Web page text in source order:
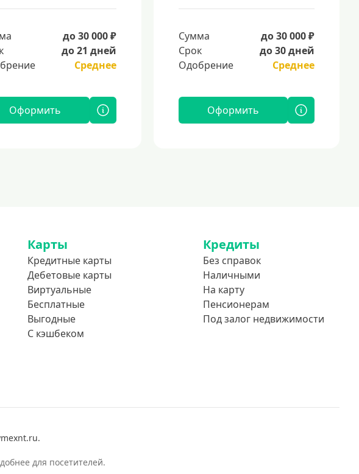
до 30 000 ₽
до 21 дней
Среднее
Оформить
Сумма
до 30 000 ₽
Срок
до 30 дней
Одобрение
Среднее
Оформить
Карты
Кредитные карты
Дебетовые карты
Виртуальные
Бесплатные
Выгодные
С кэшбеком
Кредиты
Без справок
Наличными
На карту
Пенсионерам
Под залог недвижимости
для посетителей.